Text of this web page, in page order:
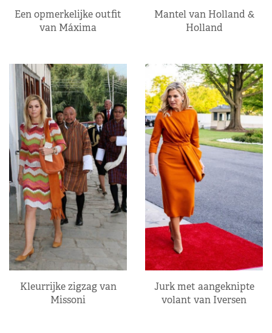
Een opmerkelijke outfit
van Máxima
Mantel van Holland &
Holland
Kleurrijke zigzag van
Missoni
Jurk met aangeknipte
volant van Iversen